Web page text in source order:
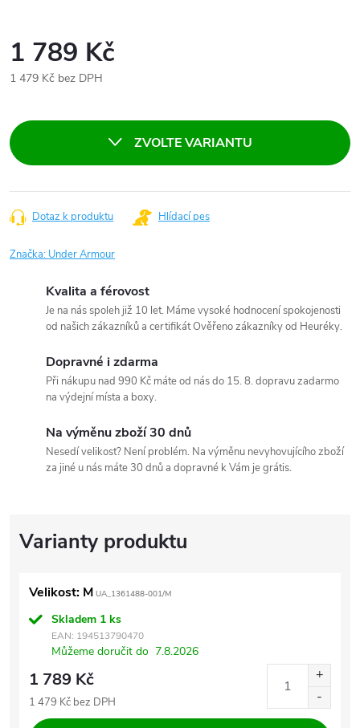
1 789 Kč
1 479 Kč bez DPH
ZVOLTE VARIANTU
Dotaz k produktu Hlídací pes
Značka: Under Armour
Kvalita a férovost
Je na nás spoleh již 10 let. Máme vysoké hodnocení spokojenosti
od našich zákazníků a certifikát Ověřeno zákazníky od Heuréky.
Dopravné i zdarma
Při nákupu nad 990 Kč máte od nás do 15. 8. dopravu zadarmo
na výdejní místa a boxy.
Na výměnu zboží 30 dnů
Nesedí velikost? Není problém. Na výměnu nevyhovujícího zboží
za jiné u nás máte 30 dnů a dopravné k Vám je grátis.
Velikost: M UA_1361488-001/M
Skladem 1 ks
EAN: 194513790470
Můžeme doručit do 7.8.2026
1 789 Kč
1 479 Kč bez DPH